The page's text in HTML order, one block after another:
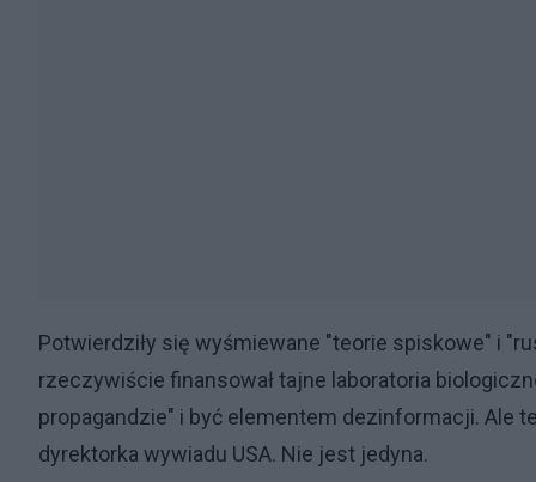
Potwierdziły się wyśmiewane "teorie spiskowe" i
rzeczywiście finansował tajne laboratoria
propagandzie" i być elementem dezinformacji. Ale
dyrektorka wywiadu USA. Nie jest jedyna.